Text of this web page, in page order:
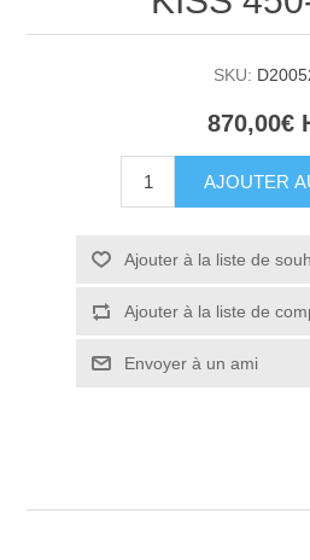
SKU:
870,00€
AJOUTER
Ajouter à la liste de
Ajouter à la liste de
Envoyer à un ami